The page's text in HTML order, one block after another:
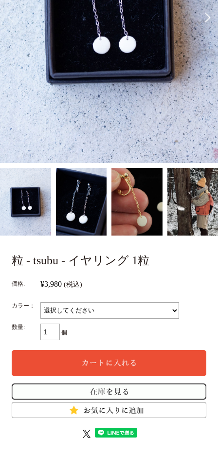
粒 - tsubu - イヤリング 1粒
価格: ¥3,980 (税込)
カラー：
数量:
個